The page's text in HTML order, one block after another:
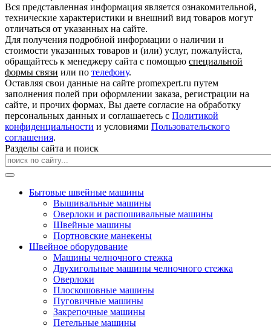
Вся представленная информация является ознакомительной,
технические характеристики и внешний вид товаров могут
отличаться от указанных на сайте.
Для получения подробной информации о наличии и
стоимости указанных товаров и (или) услуг, пожалуйста,
обращайтесь к менеджеру сайта с помощью специальной
формы связи или по телефону.
Оставляя свои данные на сайте promexpert.ru путем
заполнения полей при оформлении заказа, регистрации на
сайте, и прочих формах, Вы даете согласие на обработку
персональных данных и соглашаетесь с Политикой
конфиденциальности и условиями Пользовательского
соглашения.
Разделы сайта и поиск
Бытовые швейные машины
Вышивальные машины
Оверлоки и распошивальные машины
Швейные машины
Портновские манекены
Швейное оборудование
Машины челночного стежка
Двухигольные машины челночного стежка
Оверлоки
Плоскошовные машины
Пуговичные машины
Закрепочные машины
Петельные машины